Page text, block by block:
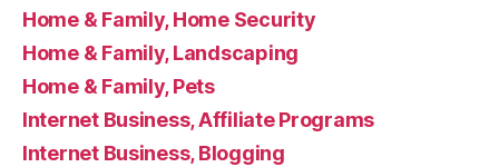
Home & Family, Home Security
Home & Family, Landscaping
Home & Family, Pets
Internet Business, Affiliate Programs
Internet Business, Blogging